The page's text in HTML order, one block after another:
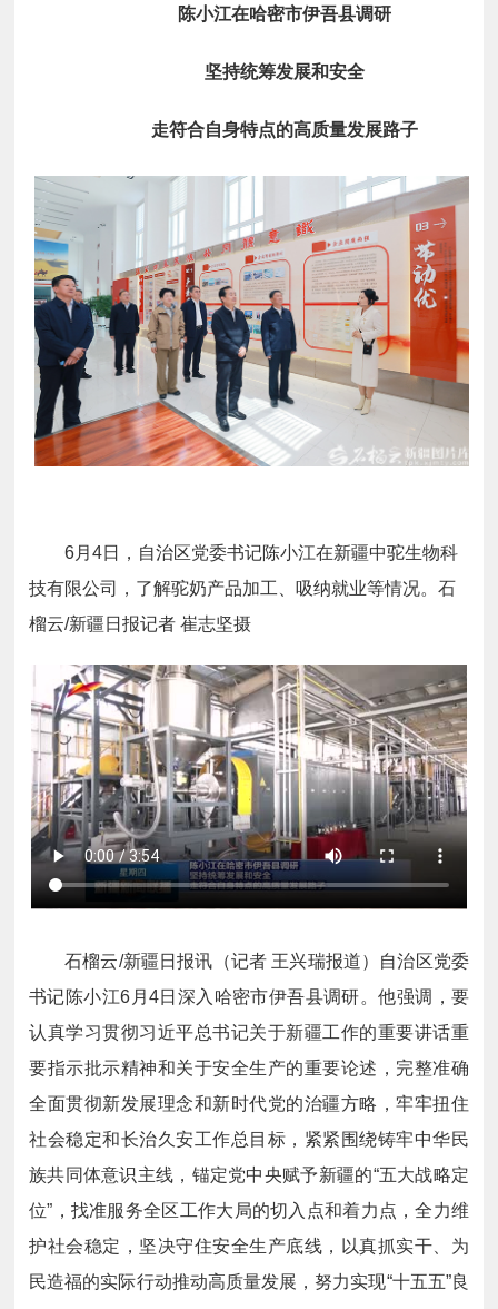
陈小江在哈密市伊吾县调研
坚持统筹发展和安全
走符合自身特点的高质量发展路子
6月4日，自治区党委书记陈小江在新疆中驼生物科
技有限公司，了解驼奶产品加工、吸纳就业等情况。石
榴云/新疆日报记者 崔志坚摄
石榴云/新疆日报讯（记者 王兴瑞报道）自治区党委
书记陈小江6月4日深入哈密市伊吾县调研。他强调，要
认真学习贯彻习近平总书记关于新疆工作的重要讲话重
要指示批示精神和关于安全生产的重要论述，完整准确
全面贯彻新发展理念和新时代党的治疆方略，牢牢扭住
社会稳定和长治久安工作总目标，紧紧围绕铸牢中华民
族共同体意识主线，锚定党中央赋予新疆的“五大战略定
位”，找准服务全区工作大局的切入点和着力点，全力维
护社会稳定，坚决守住安全生产底线，以真抓实干、为
民造福的实际行动推动高质量发展，努力实现“十五五”良